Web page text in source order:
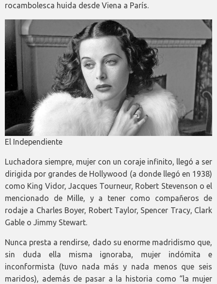
rocambolesca huida desde Viena a París.
El Independiente
Luchadora siempre, mujer con un coraje infinito, llegó a ser
dirigida por grandes de Hollywood (a donde llegó en 1938)
como King Vidor, Jacques Tourneur, Robert Stevenson o el
mencionado de Mille, y a tener como compañeros de
rodaje a Charles Boyer, Robert Taylor, Spencer Tracy, Clark
Gable o Jimmy Stewart.
Nunca presta a rendirse, dado su enorme madridismo que,
sin duda ella misma ignoraba, mujer indómita e
inconformista (tuvo nada más y nada menos que seis
maridos), además de pasar a la historia como “la mujer